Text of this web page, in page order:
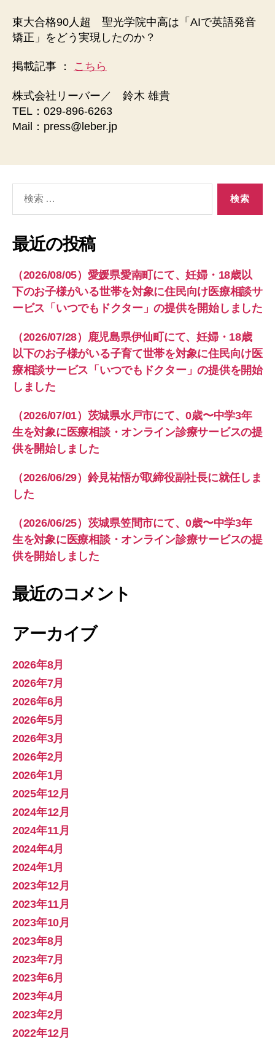
東大合格90人超 聖光学院中高は「AIで英語発音
矯正」をどう実現したのか？
掲載記事 ： こちら
株式会社リーバー／ 鈴木 雄貴
TEL：029-896-6263
Mail：press@leber.jp
象:
最近の投稿
（2026/08/05）愛媛県愛南町にて、妊婦・18歳以
下のお子様がいる世帯を対象に住民向け医療相談サ
ービス「いつでもドクター」の提供を開始しました
（2026/07/28）鹿児島県伊仙町にて、妊婦・18歳
以下のお子様がいる子育て世帯を対象に住民向け医
療相談サービス「いつでもドクター」の提供を開始
しました
（2026/07/01）茨城県水戸市にて、0歳〜中学3年
生を対象に医療相談・オンライン診療サービスの提
供を開始しました
（2026/06/29）鈴見祐悟が取締役副社長に就任しま
した
（2026/06/25）茨城県笠間市にて、0歳〜中学3年
生を対象に医療相談・オンライン診療サービスの提
供を開始しました
最近のコメント
アーカイブ
2026年8月
2026年7月
2026年6月
2026年5月
2026年3月
2026年2月
2026年1月
2025年12月
2024年12月
2024年11月
2024年4月
2024年1月
2023年12月
2023年11月
2023年10月
2023年8月
2023年7月
2023年6月
2023年4月
2023年2月
2022年12月